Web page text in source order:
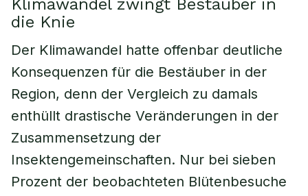
Klimawandel zwingt Bestäuber in
die Knie
Der Klimawandel hatte offenbar deutliche
Konsequenzen für die Bestäuber in der
Region, denn der Vergleich zu damals
enthüllt drastische Veränderungen in der
Zusammensetzung der
Insektengemeinschaften. Nur bei sieben
Prozent der beobachteten Blütenbesuche